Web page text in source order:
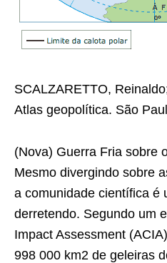
SCALZARETTO,
Atlas geopolítica. São
(Nova) Guerra Fria sobre
Mesmo divergindo sobre
a comunidade científica é
derretendo. Segundo um
Impact Assessment
998 000 km2 de geleiras